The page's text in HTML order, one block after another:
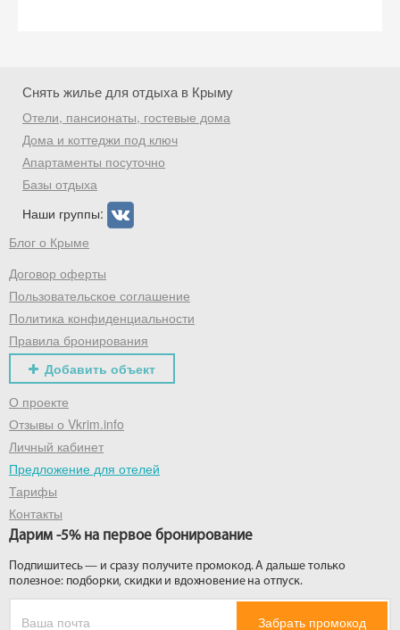
Снять жилье для отдыха в Крыму
Отели, пансионаты, гостевые дома
Дома и коттеджи под ключ
Апартаменты посуточно
Базы отдыха
Наши группы:
Блог о Крыме
Договор оферты
Пользовательское соглашение
Политика конфиденциальности
Правила бронирования
Добавить объект
О проекте
Отзывы о Vkrim.info
Личный кабинет
Предложение для отелей
Тарифы
Контакты
Дарим -5% на первое бронирование
Подпишитесь — и сразу получите промокод. А дальше только
полезное: подборки, скидки и вдохновение на отпуск.
Забрать промокод